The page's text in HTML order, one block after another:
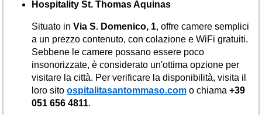
Hospitality St. Thomas Aquinas
Situato in Via S. Domenico, 1, offre camere semplici
a un prezzo contenuto, con colazione e WiFi gratuiti.
Sebbene le camere possano essere poco
insonorizzate, è considerato un'ottima opzione per
visitare la città. Per verificare la disponibilità, visita il
loro sito ospitalitasantommaso.com o chiama +39
051 656 4811.